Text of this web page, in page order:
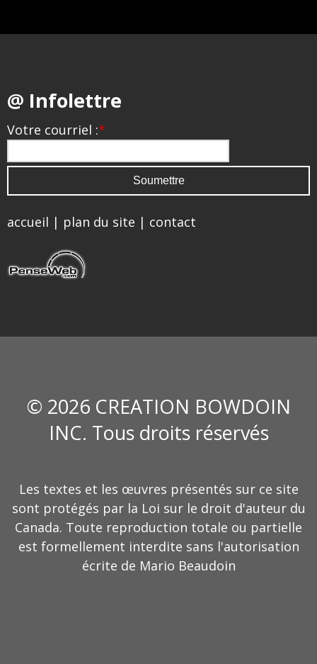
@ Infolettre
Votre courriel :*
accueil | plan du site | contact
© 2026 CREATION BOWDOIN
INC. Tous droits réservés
Les textes et les œuvres présentés sur ce site
sont protégés par la Loi sur le droit d'auteur du
Canada. Toute reproduction totale ou partielle
est formellement interdite sans l'autorisation
écrite de Mario Beaudoin